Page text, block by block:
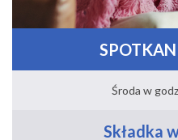
Środa w
Składka